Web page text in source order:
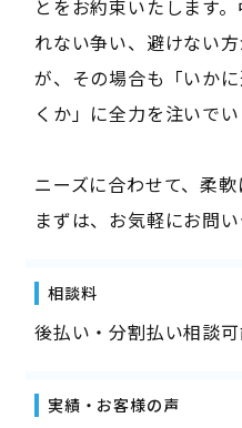
とをお約束いたします
れない争い、避けない
が、その場合も「いか
くか」に全力を注いでい
ニーズに合わせて、柔軟
まずは、お気軽にお問い
相談料
後払い・分割払い相談
実績・お客様の声